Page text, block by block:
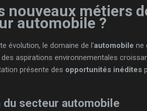
nouveaux métiers
automobile ?
évolution, le domaine de l'automobile ne
aspirations environnementales
présente des opportunités inédites
secteur automobile